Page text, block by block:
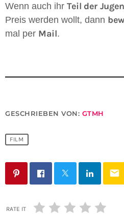
Wenn auch ihr Teil der
Preis werden wollt, dann
mal per Mail.
GESCHRIEBEN VON: GTMH
FILM
email
RATE IT